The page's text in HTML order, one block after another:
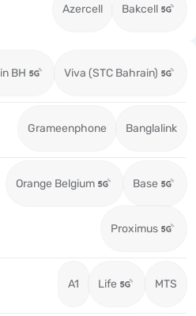
Azercell Bakcell
BH Viva (STC Bahrain)
Grameenphone Banglalink
Orange Belgium Base
Proximus
A1 Life MTS